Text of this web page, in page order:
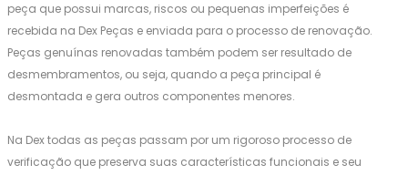
peça que possui marcas, riscos ou pequenas imperfeições é
recebida na Dex Peças e enviada para o processo de renovação.
Peças genuínas renovadas também podem ser resultado de
desmembramentos, ou seja, quando a peça principal é
desmontada e gera outros componentes menores.
Na Dex todas as peças passam por um rigoroso processo de
verificação que preserva suas características funcionais e seu